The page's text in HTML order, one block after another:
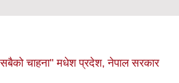
सबैको चाहना" मधेश प्रदेश, नेपाल सरकार